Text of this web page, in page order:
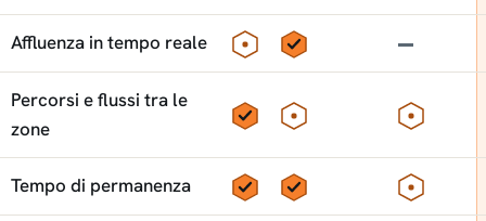
Affluenza in tempo reale Parziale
Sì No
Percorsi e flussi tra le
zone
Sì Parziale
Tempo di permanenza Sì Sì